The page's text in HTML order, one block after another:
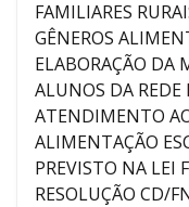
FAMILIARES
GÊNEROS
ELABORAÇÃO DA
ALUNOS DA
ATENDIMENTO
ALIMENTAÇÃO
PREVISTO NA LEI
RESOLUÇÃO CD/